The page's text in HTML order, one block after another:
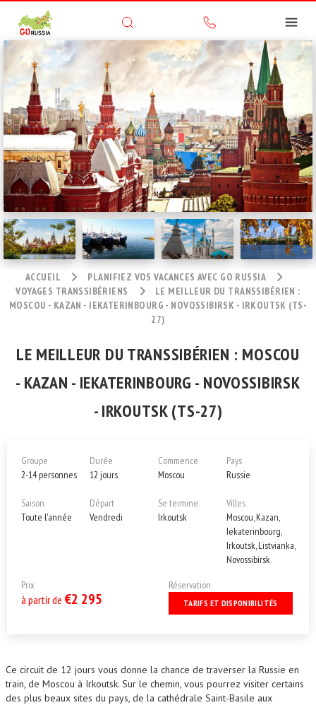
ACCUEIL
PLANIFIEZ VOS VACANCES AVEC GO RUSSIA
VOYAGES TRANSSIBÉRIENS
LE MEILLEUR DU TRANSSIBÉRIEN :
MOSCOU - KAZAN - IEKATERINBOURG - NOVOSSIBIRSK - IRKOUTSK (TS-
27)
LE MEILLEUR DU TRANSSIBÉRIEN : MOSCOU
- KAZAN - IEKATERINBOURG - NOVOSSIBIRSK
- IRKOUTSK (TS-27)
Groupe
2-14 personnes
Saison
Toute l'année
Durée
12 jours
Départ
Vendredi
Commence
Moscou
Se termine
Irkoutsk
Pays
Russie
Villes
Moscou, Kazan,
Iekaterinbourg,
Irkoutsk, Listvianka,
Novossibirsk
Prix
à partir de €2 295
Réservation
TARIFS ET DISPONIBILITÉS
Ce circuit de 12 jours vous donne la chance de traverser la Russie en
train, de Moscou à Irkoutsk. Sur le chemin, vous pourrez visiter certains
des plus beaux sites du pays, de la cathédrale Saint-Basile aux